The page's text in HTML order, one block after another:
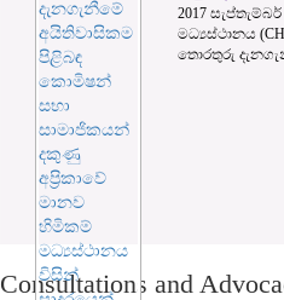
2017
මධ්‍යස්ථානය
තොරතුරු
Consultations and